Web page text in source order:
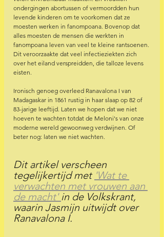
ondergingen abortussen of vermoordden hun
levende kinderen om te voorkomen dat ze
moesten werken in fanompoana. Bovenop dat
alles moesten de mensen die werkten in
fanompoana leven van veel te kleine rantsoenen.
Dit veroorzaakte dat veel infectieziekten zich
over het eiland verspreidden, die talloze levens
eisten.
Ironisch genoeg overleed Ranavalona I van
Madagaskar in 1861 rustig in haar slaap op 82 of
83-jarige leeftijd. Laten we hopen dat we niet
hoeven te wachten totdat de Meloni's van onze
moderne wereld gewoonweg verdwijnen. Of
beter nog: laten we niet wachten.
Dit artikel verscheen
tegelijkertijd met 'Wat te
verwachten met vrouwen aan
de macht' in de Volkskrant,
waarin Jasmijn uitwijdt over
Ranavalona I.